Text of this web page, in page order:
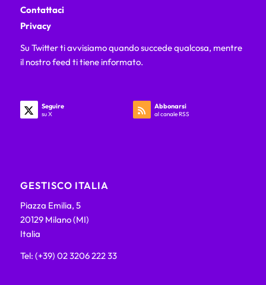
Contattaci
Privacy
Su Twitter ti avvisiamo quando succede qualcosa, mentre
il nostro feed ti tiene informato.
Seguire
su X
Abbonarsi
al canale RSS
GESTISCO ITALIA
Piazza Emilia, 5
20129 Milano (MI)
Italia
Tel: (+39) 02 3206 222 33